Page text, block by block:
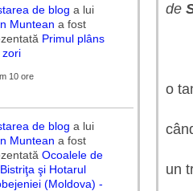
de
o
un
de blog a lui
Muntean a fost
Primul plâns
zori
10 ore
de blog a lui
Muntean a fost
Ocoalele de
şi Hotarul
(Moldova) -